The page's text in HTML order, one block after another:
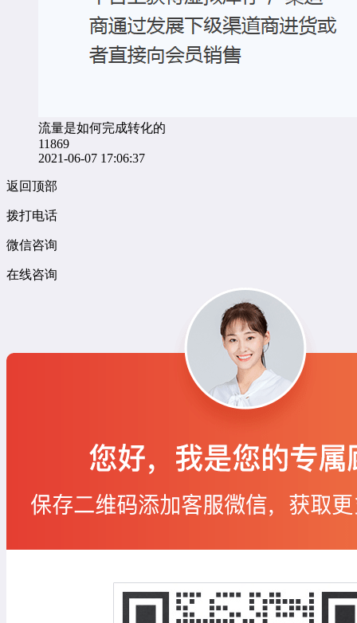
流量是如何完成转化的
11869
2021-06-07 17:06:37
返回顶部
拨打电话
微信咨询
在线咨询